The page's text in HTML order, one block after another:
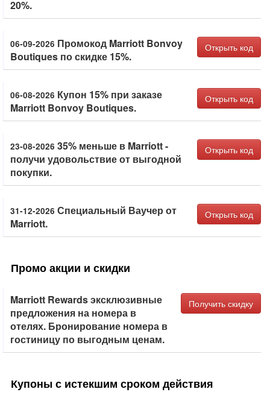
20%.
06-09-2026 Промокод Marriott Bonvoy
Boutiques по скидке 15%.
Открыть код
06-08-2026 Купон 15% при заказе
Marriott Bonvoy Boutiques.
Открыть код
23-08-2026 35% меньше в Marriott -
получи удовольствие от выгодной
покупки.
Открыть код
31-12-2026 Специальный Ваучер от
Marriott.
Открыть код
Промо акции и скидки
Marriott Rewards эксклюзивные
предложения на номера в
отелях. Бронирование номера в
гостиницу по выгодным ценам.
Получить скидку
Купоны с истекшим сроком действия